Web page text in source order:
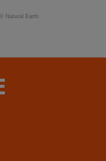
© Natural Earth